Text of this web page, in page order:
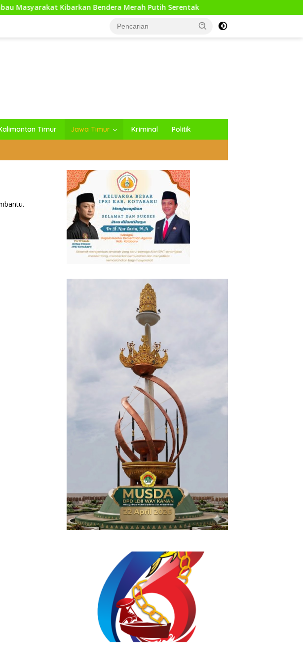
Kibarkan Bendera Merah Putih Serentak Pesilat Way Kanan Raih Medali
Timur Jawa Timur Kriminal Politik